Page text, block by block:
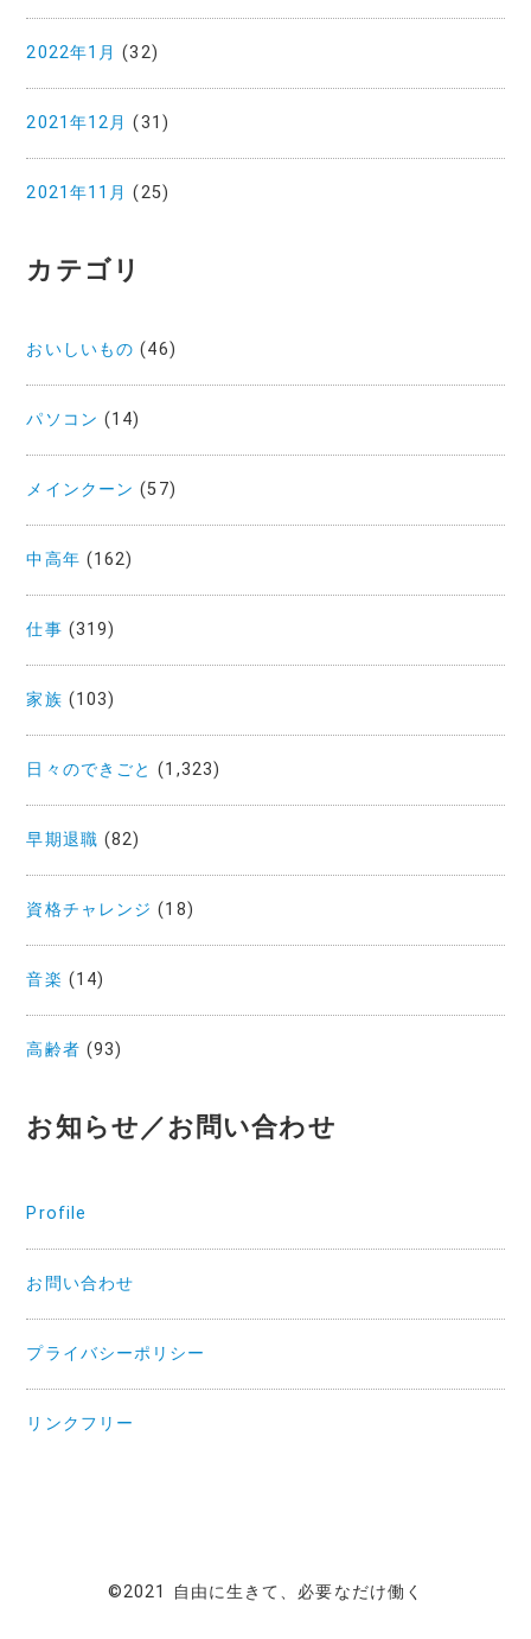
2022年1月 (32)
2021年12月 (31)
2021年11月 (25)
カテゴリ
おいしいもの (46)
パソコン (14)
メインクーン (57)
中高年 (162)
仕事 (319)
家族 (103)
日々のできごと (1,323)
早期退職 (82)
資格チャレンジ (18)
音楽 (14)
高齢者 (93)
お知らせ／お問い合わせ
Profile
お問い合わせ
プライバシーポリシー
リンクフリー
©2021 自由に生きて、必要なだけ働く